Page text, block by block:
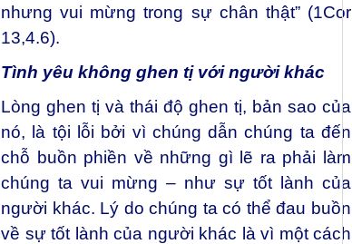
nhưng vui mừng trong sự chân thật” (1Cor
13,4.6).
Tình yêu không ghen tị với người khác
Lòng ghen tị và thái độ ghen tị, bản sao của
nó, là tội lỗi bởi vì chúng dẫn chúng ta đến
chỗ buồn phiền về những gì lẽ ra phải làm
chúng ta vui mừng – như sự tốt lành của
người khác. Lý do chúng ta có thể đau buồn
về sự tốt lành của người khác là vì một cách